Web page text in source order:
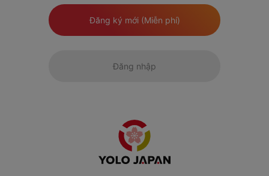
Đăng ký mới (Miễn phí)
Đăng nhập